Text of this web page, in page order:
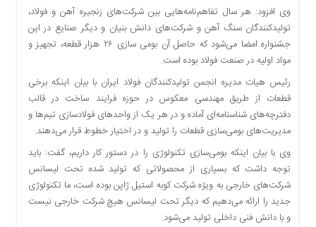
دسترسی
سریع
تماس
درباره
کتاب
جامعه
گرایی
وی افزود: هر سال تفاهم‌نامه‌هایی بین شرکت‌های زنجیره آهن و فولاد،
تولیدکنندگان سنگ آهن و شرکت‌های دانش بنیان و دیگر صنایع در این
جشنواره امضا می‌شود که حاصل آن بومی سازی ۲۶ هزار قطعه، تجهیز و
مواد اولیه در صنعت فولاد بوده است.
رئیس هیات مدیره انجمن تولیدکنندگان فولاد ایران با بیان اینکه برخی
قطعات از طریق مهندسی معکوس در حوزه فرایند ساخت در قالب
دفترچه‌های شناسنامه‌ای آماده و در هر یک از واحدهای فولادسازی تیم‌ها و
مدیریت‌های بومی‌سازی قطعات را تولید و در اختیار خطوط قرار می‌دهند.
وی با بیان اینکه بومی‌سازی تکنولوژی را در دستور کار داریم، گفت: باید
توجه داشت که بسیاری از محصولاتی که تولید شده تحت لیسانس
شرکت‌های خارجی به ویژه شرکت‌ کوبه استیل ژاپن بوده است، ما تکنولوژی
جدید را ارائه می‌دهیم که دیگر تحت لیسانس هیچ شرکت خارجی نیست
و با دانش فنی داخلی تولید می‌شود.